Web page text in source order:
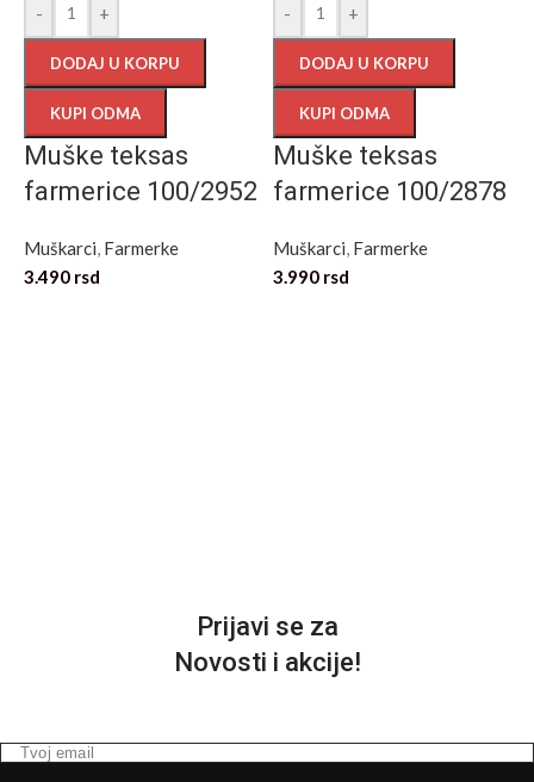
- +
DODAJ U KORPU
KUPI ODMA
Muške teksas
farmerice 100/2952
Muškarci, Farmerke
3.490 rsd
- +
DODAJ U KORPU
KUPI ODMA
Muške teksas
farmerice 100/2878
Muškarci, Farmerke
3.990 rsd
Prijavi se za
Novosti i akcije!